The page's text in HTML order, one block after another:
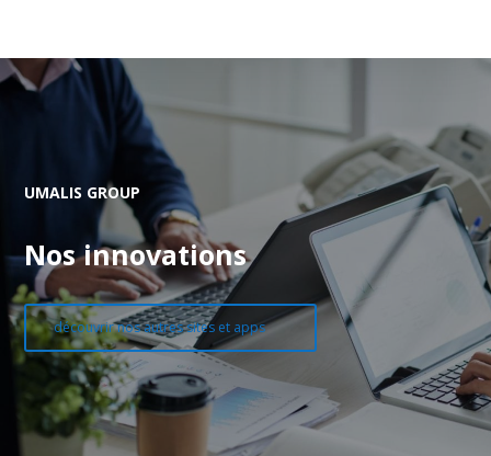
UMALIS GROUP
Nos innovations
découvrir nos autres sites et apps